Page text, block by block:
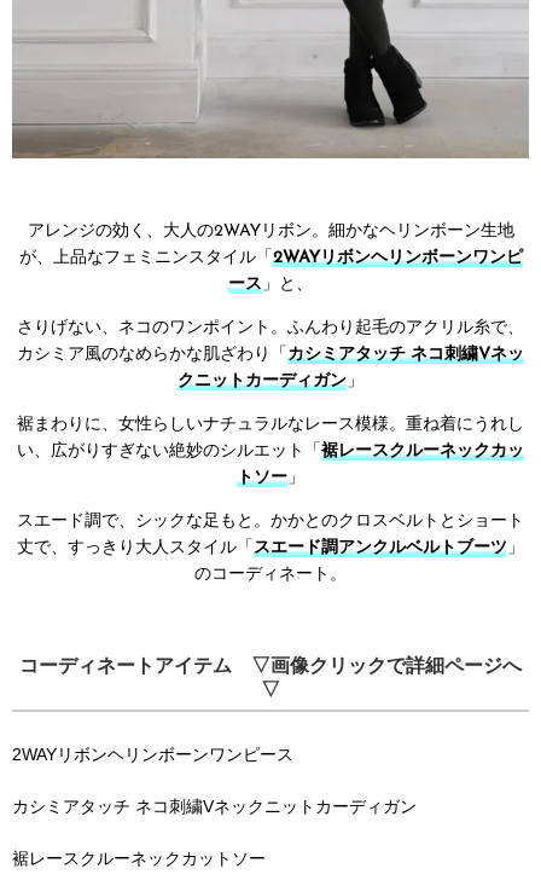
アレンジの効く、大人の2WAYリボン。細かなヘリンボーン生地
が、上品なフェミニンスタイル「 2WAYリボンヘリンボーンワンピ
ース」と、
さりげない、ネコのワンポイント。ふんわり起毛のアクリル糸で、
カシミア風のなめらかな肌ざわり「 カシミアタッチ ネコ刺繍Vネッ
クニットカーディガン」
裾まわりに、女性らしいナチュラルなレース模様。重ね着にうれし
い、広がりすぎない絶妙のシルエット「 裾レースクルーネックカッ
トソー」
スエード調で、シックな足もと。かかとのクロスベルトとショート
丈で、すっきり大人スタイル「 スエード調アンクルベルトブーツ」
のコーディネート。
コーディネートアイテム ▽画像クリックで詳細ページへ
▽
2WAYリボンヘリンボーンワンピース
カシミアタッチ ネコ刺繍Vネックニットカーディガン
裾レースクルーネックカットソー